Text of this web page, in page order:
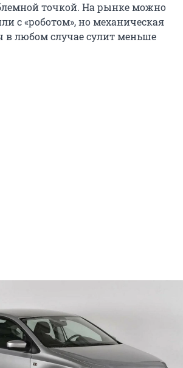
точкой. На рынке можно
с «роботом», но механическая
в любом случае сулит меньше